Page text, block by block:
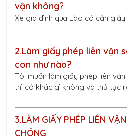
vận không?
Xe gia đình qua Lào có cần
2.Làm giấy phép liên vận
con như nào?
Tôi muốn làm giấy phép liên
thì có khác gì không và thủ tục
3.LÀM GIẤY PHÉP LIÊN
CHÓNG